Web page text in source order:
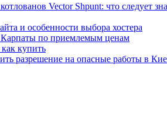
Vector Shpunt: что следует
и особенности выбора хостера
по приемлемым ценам
купить
разрешение на опасные работы в